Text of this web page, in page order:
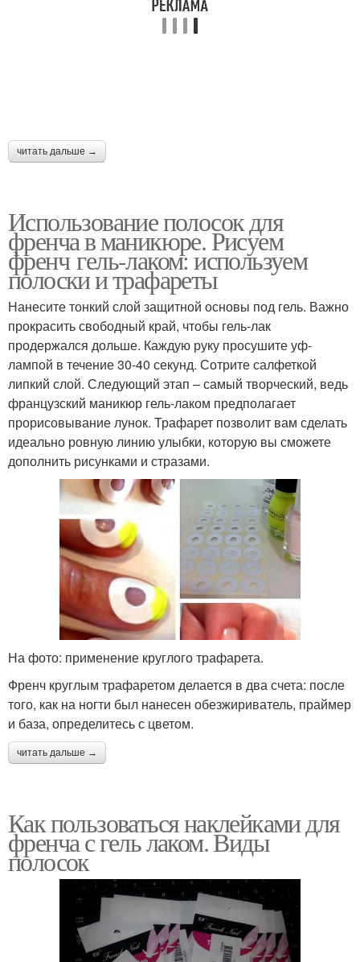
читать дальше →
Использование полосок для
френча в маникюре. Рисуем
френч гель-лаком: используем
полоски и трафареты
Нанесите тонкий слой защитной основы под гель. Важно
прокрасить свободный край, чтобы гель-лак
продержался дольше. Каждую руку просушите уф-
лампой в течение 30-40 секунд. Сотрите салфеткой
липкий слой. Следующий этап – самый творческий, ведь
французский маникюр гель-лаком предполагает
прорисовывание лунок. Трафарет позволит вам сделать
идеально ровную линию улыбки, которую вы сможете
дополнить рисунками и стразами.
На фото: применение круглого трафарета.
Френч круглым трафаретом делается в два счета: после
того, как на ногти был нанесен обезжириватель, праймер
и база, определитесь с цветом.
читать дальше →
Как пользоваться наклейками для
френча с гель лаком. Виды
полосок